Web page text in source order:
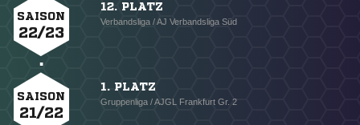
SAISON
22/23
12. PLATZ
Verbandsliga / AJ Verbandsliga Süd
SAISON
21/22
1. PLATZ
Gruppenliga / AJGL Frankfurt Gr. 2